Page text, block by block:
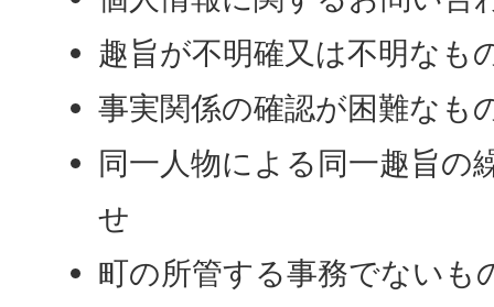
趣旨が不明確又は不明なも
事実関係の確認が困難なも
同一人物による同一趣旨の
せ
町の所管する事務でないも